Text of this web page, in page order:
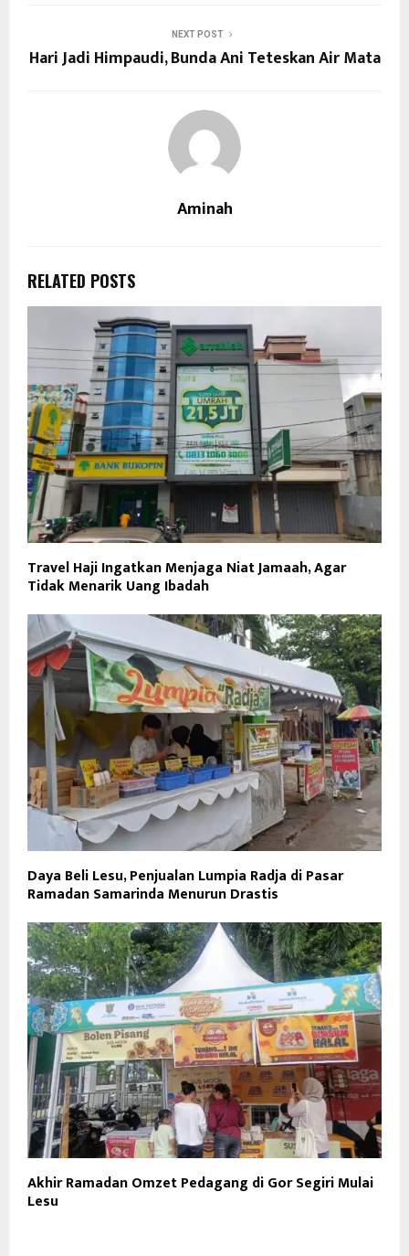
NEXT POST
Hari Jadi Himpaudi, Bunda Ani Teteskan Air Mata
Aminah
RELATED POSTS
Travel Haji Ingatkan Menjaga Niat Jamaah, Agar
Tidak Menarik Uang Ibadah
Daya Beli Lesu, Penjualan Lumpia Radja di Pasar
Ramadan Samarinda Menurun Drastis
Akhir Ramadan Omzet Pedagang di Gor Segiri Mulai
Lesu